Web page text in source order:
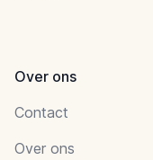
Over ons
Contact
Over ons